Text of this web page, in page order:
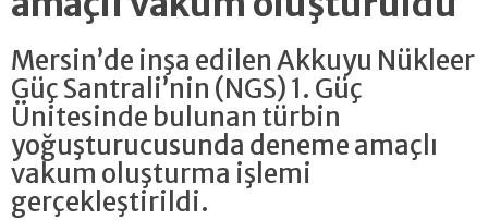
Mersin’de inşa edilen Akkuyu Nükleer
Güç Santrali’nin (NGS) 1. Güç
Ünitesinde bulunan türbin
yoğuşturucusunda deneme amaçlı
vakum oluşturma işlemi
gerçekleştirildi.